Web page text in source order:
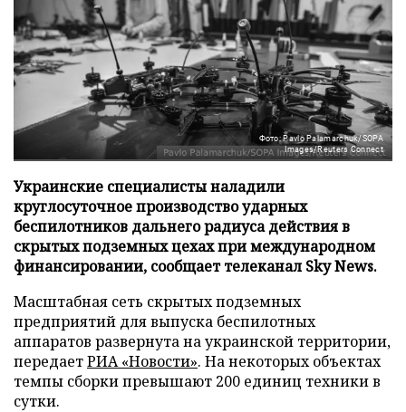
Фото: Pavlo Palamarchuk/SOPA
Images/Reuters Connect
Украинские специалисты наладили
круглосуточное производство ударных
беспилотников дальнего радиуса действия в
скрытых подземных цехах при международном
финансировании, сообщает телеканал Sky News.
Масштабная сеть скрытых подземных
предприятий для выпуска беспилотных
аппаратов развернута на украинской территории,
передаетРИА «Новости». На некоторых объектах
темпы сборки превышают 200 единиц техники в
сутки.